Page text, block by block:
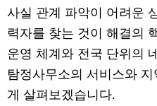
사실 관계 파악이 어려운
력자를 찾는 것이 해결의
운영 체계와 전국 단위의
탐정사무소의 서비스와
게 살펴보겠습니다.